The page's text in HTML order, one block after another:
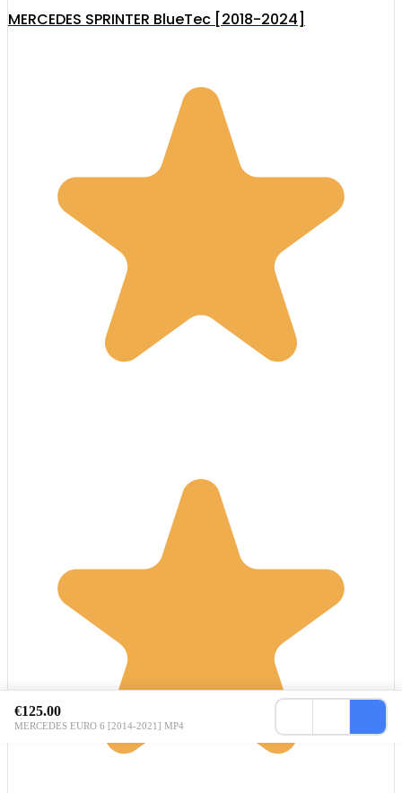
MERCEDES SPRINTER BlueTec [2018-2024]
€125.00
MERCEDES EURO 6 [2014-2021] MP4